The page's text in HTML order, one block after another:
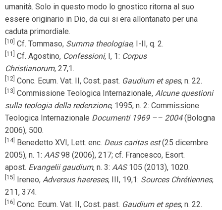
umanità. Solo in questo modo lo gnostico ritorna al suo
essere originario in Dio, da cui si era allontanato per una
caduta primordiale.
[10] Cf. Tommaso, Summa theologiae, I-II, q. 2.
[11] Cf. Agostino, Confessioni, I, 1: Corpus
Christianorum, 27,1.
[12] Conc. Ecum. Vat. II, Cost. past. Gaudium et spes, n. 22.
[13] Commissione Teologica Internazionale, Alcune questioni
sulla teologia della redenzione, 1995, n. 2: Commissione
Teologica Internazionale Documenti 1969 –– 2004(Bologna
2006), 500.
[14] Benedetto XVI, Lett. enc. Deus caritas est(25 dicembre
2005), n. 1: AAS98 (2006), 217; cf. Francesco, Esort.
apost. Evangelii gaudium, n. 3: AAS105 (2013), 1020.
[15] Ireneo, Adversus haereses, III, 19,1: Sources Chrétiennes,
211, 374.
[16] Conc. Ecum. Vat. II, Cost. past. Gaudium et spes, n. 22.